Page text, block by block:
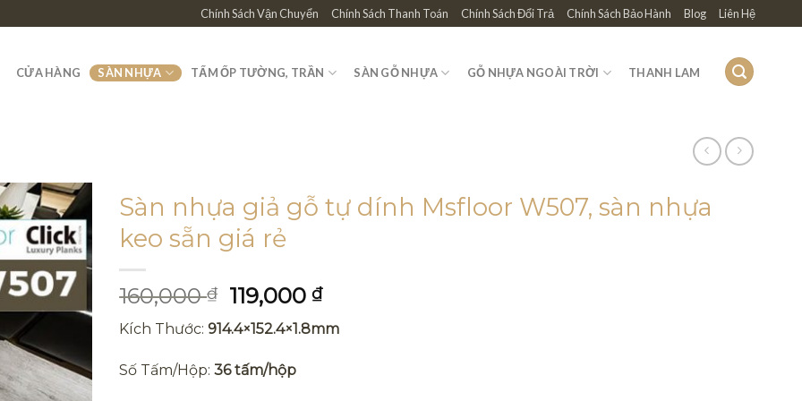
Chính Sách Vận Chuyển Chính Sách Thanh Toán Chính Sách Đổi Trả Chính Sách Bảo Hành Blog Liên Hệ
CỬA HÀNG SÀN NHỰA TẤM ỐP TƯỜNG, TRẦN SÀN GỖ NHỰA GỖ NHỰA NGOÀI TRỜI THANH LAM
Sàn nhựa giả gỗ tự dính Msfloor W507, sàn nhựa
keo sẵn giá rẻ
160,000₫
Giá
gốc
là:
160,000 ₫.
119,000₫Giá
tại
Kích Thước:914.4×152.4×1.8mm
Số Tấm/Hộp:36 tấm/hộp